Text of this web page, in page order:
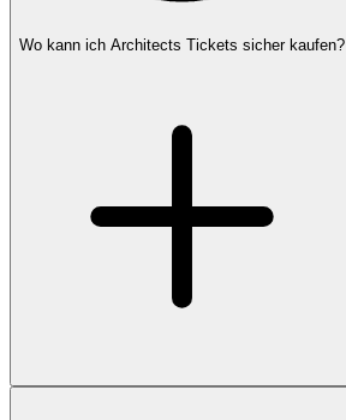
Wo kann ich Architects Tickets sicher kaufen?